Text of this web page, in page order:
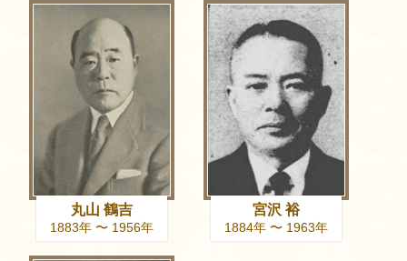
丸山 鶴吉
1883年 〜 1956年
宮沢 裕
1884年 〜 1963年